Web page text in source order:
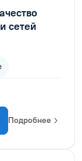
сетей
Подробнее